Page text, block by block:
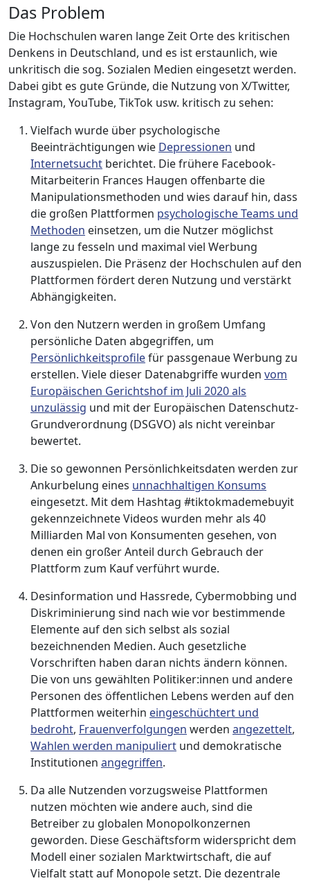
Das Problem
Die Hochschulen waren lange Zeit Orte des kritischen
Denkens in Deutschland, und es ist erstaunlich, wie
unkritisch die sog. Sozialen Medien eingesetzt werden.
Dabei gibt es gute Gründe, die Nutzung von X/Twitter,
Instagram, YouTube, TikTok usw. kritisch zu sehen:
Vielfach wurde über psychologische
Beeinträchtigungen wie Depressionen und
Internetsucht berichtet. Die frühere Facebook-
Mitarbeiterin Frances Haugen offenbarte die
Manipulationsmethoden und wies darauf hin, dass
die großen Plattformen psychologische Teams und
Methoden einsetzen, um die Nutzer möglichst
lange zu fesseln und maximal viel Werbung
auszuspielen. Die Präsenz der Hochschulen auf den
Plattformen fördert deren Nutzung und verstärkt
Abhängigkeiten.
Von den Nutzern werden in großem Umfang
persönliche Daten abgegriffen, um
Persönlichkeitsprofilefür passgenaue Werbung zu
erstellen. Viele dieser Datenabgriffe wurden vom
Europäischen Gerichtshof im Juli 2020 als
unzulässig und mit der Europäischen Datenschutz-
Grundverordnung (DSGVO) als nicht vereinbar
bewertet.
Die so gewonnen Persönlichkeitsdaten werden zur
Ankurbelung eines unnachhaltigen Konsums
eingesetzt. Mit dem Hashtag #tiktokmademebuyit
gekennzeichnete Videos wurden mehr als 40
Milliarden Mal von Konsumenten gesehen, von
denen ein großer Anteil durch Gebrauch der
Plattform zum Kauf verführt wurde.
Desinformation und Hassrede, Cybermobbing und
Diskriminierung sind nach wie vor bestimmende
Elemente auf den sich selbst als sozial
bezeichnenden Medien. Auch gesetzliche
Vorschriften haben daran nichts ändern können.
Die von uns gewählten Politiker:innen und andere
Personen des öffentlichen Lebens werden auf den
Plattformen weiterhin eingeschüchtert und
bedroht, Frauenverfolgungen werden angezettelt,
Wahlen werden manipuliert und demokratische
Institutionen angegriffen.
Da alle Nutzenden vorzugsweise Plattformen
nutzen möchten wie andere auch, sind die
Betreiber zu globalen Monopolkonzernen
geworden. Diese Geschäftsform widerspricht dem
Modell einer sozialen Marktwirtschaft, die auf
Vielfalt statt auf Monopole setzt. Die dezentrale